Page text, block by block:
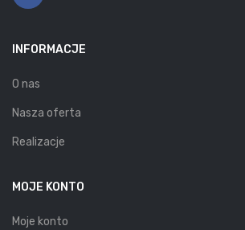
INFORMACJE
O nas
Nasza oferta
Realizacje
MOJE KONTO
Moje konto